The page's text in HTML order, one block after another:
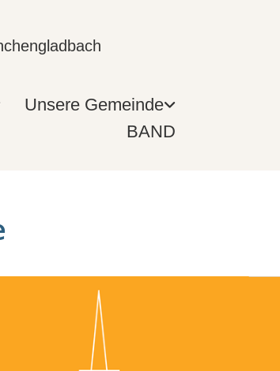
Unsere Gemeinde
BAND